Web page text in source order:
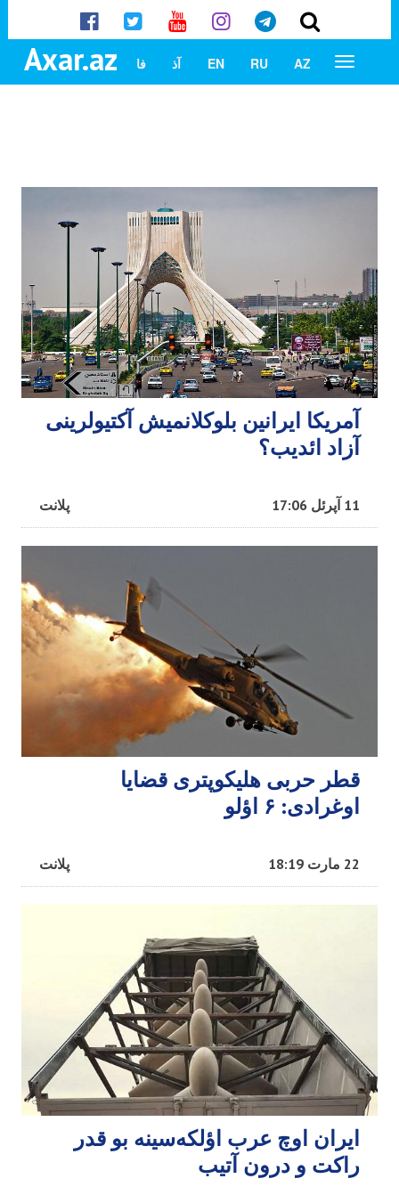
Axar.az AZ
RU
EN آذ فا
آمریکا ایرانین بلوکلانمیش آکتیولرینی
آزاد ائدیب؟
پلانت 11 آپرئل 17:06
قطر حربی هلیکوپتری قضایا
اوغرادی: ۶ اؤلو
پلانت 22 مارت 18:19
ایران اوچ عرب اؤلکه‌سینه بو قدر
راکت و درون آتیب